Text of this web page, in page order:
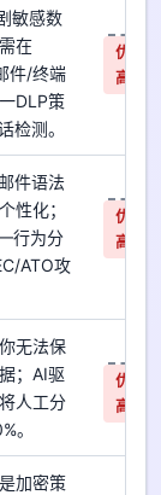
敏感数
在
件/终端
DLP策
检测。
优先
高
件语法
性化；
行为分
ATO攻
优先
高
无法保
；AI驱
人工分
。
优先
高
加密策